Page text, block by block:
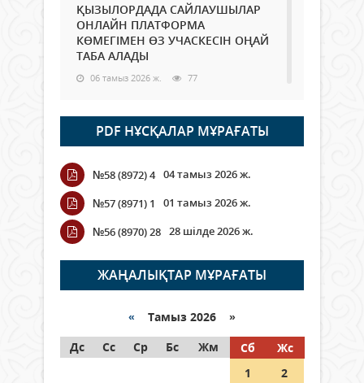
ҚЫЗЫЛОРДАДА САЙЛАУШЫЛАР
ОНЛАЙН ПЛАТФОРМА
КӨМЕГІМЕН ӨЗ УЧАСКЕСІН ОҢАЙ
ТАБА АЛАДЫ
06 тамыз 2026 ж. 77
Open Air: Қызылорда облысы
полиция департаменті 20
мыңнан астам көрерменнің
қауіпсіздігін қамтамасыз етті
06 тамыз 2026 ж.
Wi-Fi ҚАБЫРҒА АРҚЫЛЫ ҚАЛАЙ
ӨТЕДІ?
06 тамыз 2026 ж. 254
граждане Казахстана,
05 тамыз 2026 ж. 133
PDF НҰСҚАЛАР МҰРАҒАТЫ
№58 (8972) 4 04 тамыз 2026 ж.
№57 (8971) 1
01 тамыз 2026 ж.
№56 (8970) 28 28 шілде 2026 ж.
ЖАҢАЛЫҚТАР МҰРАҒАТЫ
« Тамыз 2026 »
Дс
Сс Ср Бс Жм Сб
Жс
1
2